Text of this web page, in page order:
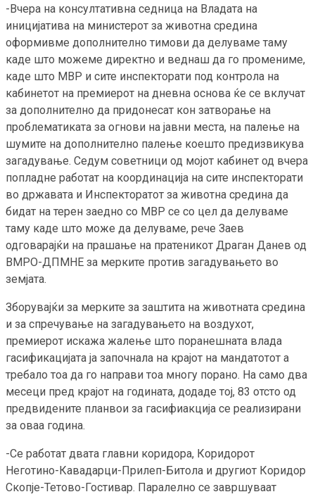
-Вчера на консултативна седница на Владата на
иницијатива на министерот за животна средина
оформивме дополнително тимови да делуваме таму
каде што можеме директно и веднаш да го промениме,
каде што МВР и сите инспекторати под контрола на
кабинетот на премиерот на дневна основа ќе се вклучат
за дополнително да придонесат кон затворање на
проблематиката за огнови на јавни места, на палење на
шумите на дополнително палење коешто предизвикува
загадување. Седум советници од мојот кабинет од вчера
попладне работат на координација на сите инспекторати
во државата и Инспекторатот за животна средина да
бидат на терен заедно со МВР се со цел да делуваме
таму каде што може да делуваме, рече Заев
одговарајќи на прашање на пратеникот Драган Данев од
ВМРО-ДПМНЕ за мерките против загадувањето во
земјата.
Зборувајќи за мерките за заштита на животната средина
и за спречување на загадувањето на воздухот,
премиерот искажа жалење што поранешната влада
гасификацијата ја започнала на крајот на мандатотот а
требало тоа да го направи тоа многу порано. На само два
месеци пред крајот на годината, додаде тој, 83 отсто од
предвидените планвои за гасифиакција се реализирани
за оваа година.
-Се работат двата главни коридора, Коридорот
Неготино-Кавадарци-Прилеп-Битола и другиот Коридор
Скопје-Тетово-Гостивар. Паралелно се завршуваат